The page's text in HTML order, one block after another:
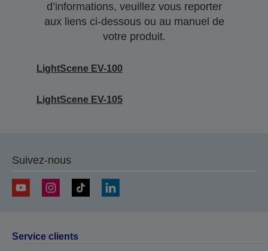
d’informations, veuillez vous reporter
aux liens ci-dessous ou au manuel de
votre produit.
LightScene EV-100
LightScene EV-105
Suivez-nous
Service clients